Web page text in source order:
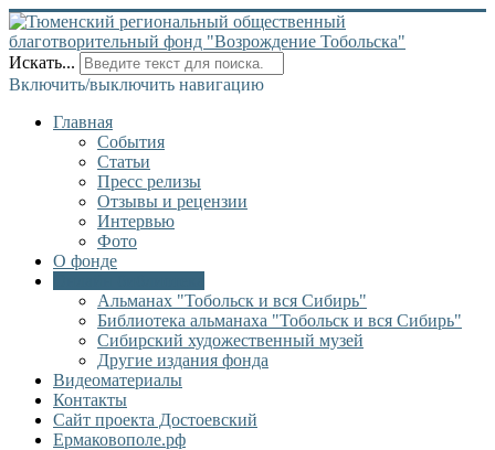
Искать...
Включить/выключить навигацию
Главная
События
Статьи
Пресс релизы
Отзывы и рецензии
Интервью
Фото
О фонде
Альманах "Тобольск и вся Сибирь"
Библиотека альманаха "Тобольск и вся Сибирь"
Сибирский художественный музей
Другие издания фонда
Видеоматериалы
Контакты
Сайт проекта Достоевский
Ермаковополе.рф